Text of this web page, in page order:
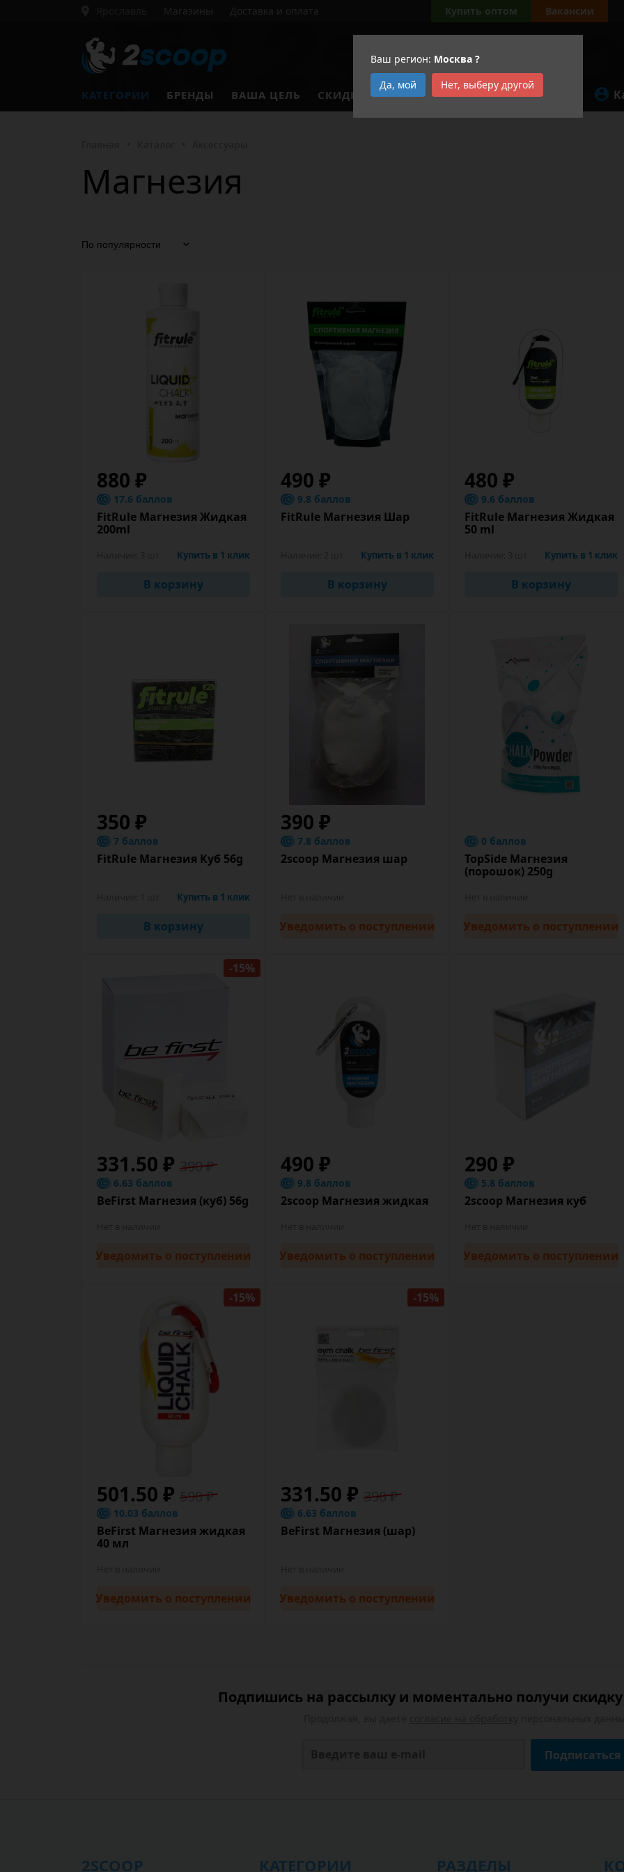
Ваш регион: Москва ?
Да, мой
Нет, выберу другой
Магазины Доставка и оплата Купить оптом Вакансии
КАТЕГОРИИ БРЕНДЫ ВАША ЦЕЛЬ СКИДКИ АКЦИИ
Магнезия
880 ₽
17.6 баллов
FitRule Магнезия Жидкая
200ml
Купить в 1 клик
В корзину
490 ₽
9.8 баллов
FitRule Магнезия Шар
Купить в 1 клик
В корзину
480 ₽
9.6 баллов
FitRule Магнезия Жидкая
50 ml
Купить в 1 клик
В корзину
350 ₽
7 баллов
FitRule Магнезия Куб 56g
Купить в 1 клик
В корзину
390 ₽
7.8 баллов
2scoop Магнезия шар
Уведомить о поступлении
0 баллов
TopSide Магнезия
(порошок) 250g
Уведомить о поступлении
-15%
331.50 ₽ 390 ₽
6.63 баллов
BeFirst Магнезия (куб) 56g
Уведомить о поступлении
490 ₽
9.8 баллов
2scoop Магнезия жидкая
Уведомить о поступлении
290 ₽
5.8 баллов
2scoop Магнезия куб
Уведомить о поступлении
-15%
501.50 ₽ 590 ₽
10.03 баллов
BeFirst Магнезия жидкая
40 мл
Уведомить о поступлении
-15%
331.50 ₽390 ₽
6.63 баллов
BeFirst Магнезия (шар)
Уведомить о поступлении
Подпишись на рассылку и моментально получи скидку
Подписаться
2SCOOP КАТЕГОРИИ РАЗДЕЛЫ